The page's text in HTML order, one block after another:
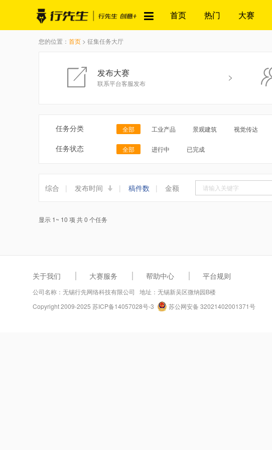
首页 热门 大赛
您的位置： 首页 > 征集任务大厅
发布大赛
联系平台客服发布
>
任务分类 全部 工业产品 景观建筑 视觉传达
任务状态 全部 进行中 已完成
综合 | 发布时间 | 稿件数 | 金额
显示 1~ 10 项 共 0 个任务
关于我们 大赛服务 帮助中心 平台规则
公司名称：无锡行先网络科技有限公司 地址：无锡新吴区微纳园B楼
Copyright 2009-2025 苏ICP备14057028号-3 苏公网安备 32021402001371号